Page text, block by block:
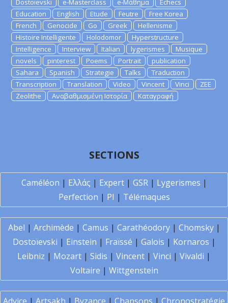
Dostoievski
e-Masterclass e-Μάθημα
Echecs
Education
English Etude Feutre
Free Korea
French
Genocide Go Greek
Hellenisme
Histoire Intelligente
Holodomor
Hyperstructure
Intelligence
Interview Italian lygerismes
Musique
novels
pinterest Poems Portrait
publication
Sahara
Spanish Strategie Talks
Traduction
Transcription
Translation Video Vincent Vinci
ZEE
Zeolithe
Αναβαθμισμένη Ιστορία Καταγραφή
SECTIONS
Caméléon | Ελλάς | Expert| GSR| Lygerismes |
Perfection | PI | Télémaques
Abel | Archimède | Camus | Carathéodory| Chomsky|
Dostoïevski | Einstein | Fraïssé | Galois | Kornaros |
Leibniz | Mozart | Sidis | Vincent | Vinci | Vivaldi |
Voltaire | Wittgenstein